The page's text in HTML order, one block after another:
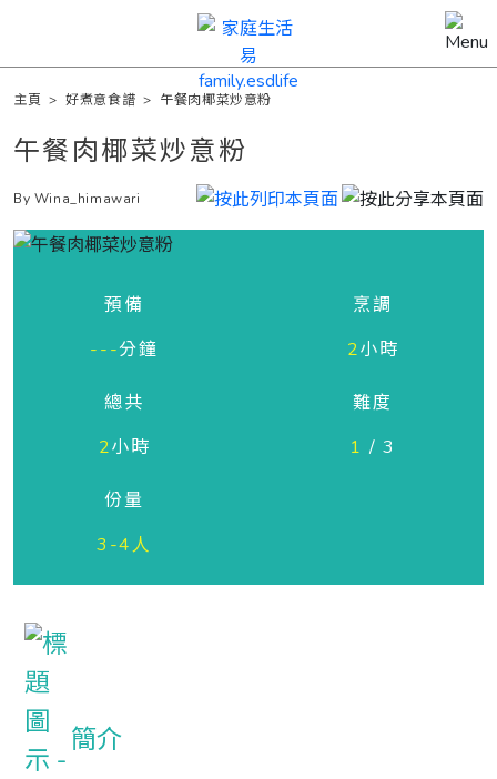
主頁 >好煮意食譜 > 午餐肉椰菜炒意粉
午餐肉椰菜炒意粉
By Wina_himawari
預備
---分鐘
烹調
2小時
總共
2小時
難度
1 / 3
份量
3-4人
簡介